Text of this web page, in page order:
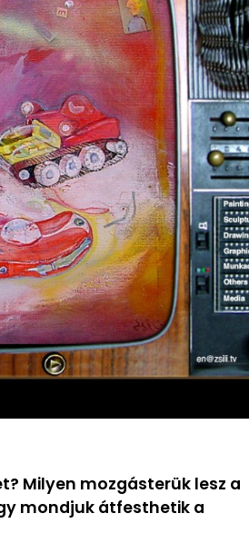
Milyen mozgásterük lesz a
mondjuk átfesthetik a